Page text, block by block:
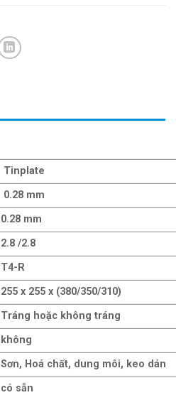
Tinplate
0.28 mm
0.28 mm
2.8 /2.8
T4-R
255 x 255 x (380/350/310)
Tráng hoặc không tráng
không
Sơn, Hoá chất, dung môi, keo dán
có sẵn